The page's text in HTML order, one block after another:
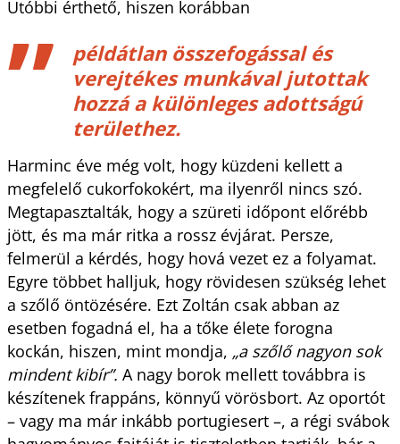
Utóbbi érthető, hiszen korábban
példátlan összefogással és
verejtékes munkával jutottak
hozzá a különleges adottságú
területhez.
Harminc éve még volt, hogy küzdeni kellett a
megfelelő cukorfokokért, ma ilyenről nincs szó.
Megtapasztalták, hogy a szüreti időpont előrébb
jött, és ma már ritka a rossz évjárat. Persze,
felmerül a kérdés, hogy hová vezet ez a folyamat.
Egyre többet halljuk, hogy rövidesen szükség lehet
a szőlő öntözésére. Ezt Zoltán csak abban az
esetben fogadná el, ha a tőke élete forogna
kockán, hiszen, mint mondja, „a szőlő nagyon sok
mindent kibír”. A nagy borok mellett továbbra is
készítenek frappáns, könnyű vörösbort. Az oportót
– vagy ma már inkább portugiesert –, a régi svábok